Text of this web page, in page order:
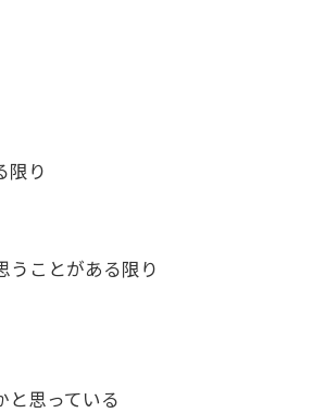
限り
うことがある限り
と思っている